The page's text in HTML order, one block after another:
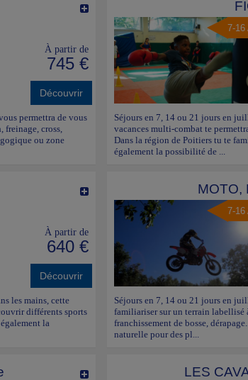
À partir de
745 €
Découvrir
permettra de vous
cross,
ou zone
7-16
Séjours en 7, 14 ou 21 jours en
vacances multi-combat te
Dans la région de Poitiers tu te
également la possibilité de ...
À partir de
640 €
Découvrir
les mains, cette
différents sports
la
MOTO,
7-16
Séjours en 7, 14 ou 21 jours en
familiariser sur un terrain labellisé
franchissement de bosse,
naturelle pour des pl...
LES